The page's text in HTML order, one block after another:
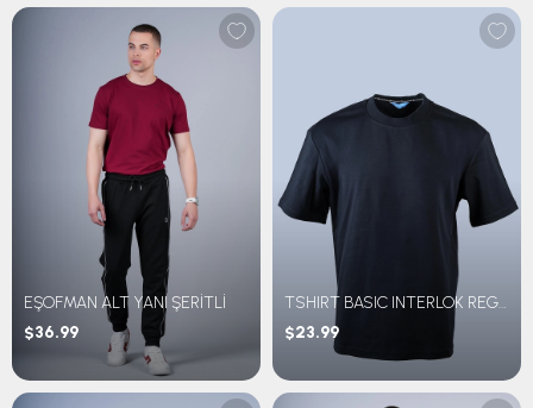
EŞOFMAN ALT YANI ŞERİTLİ
$36.99
TSHIRT BASIC INTERLOK REGULAR FİT
$23.99